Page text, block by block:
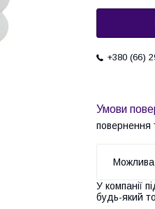
+380 (66)
повернення
У компанії
будь-який